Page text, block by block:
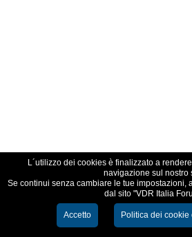
L´utilizzo dei cookies è finalizzato a
navigazione sul nostro
Se continui senza cambiare le tue impostazioni,
dal sito "VDR Italia
Accetto Politica dei